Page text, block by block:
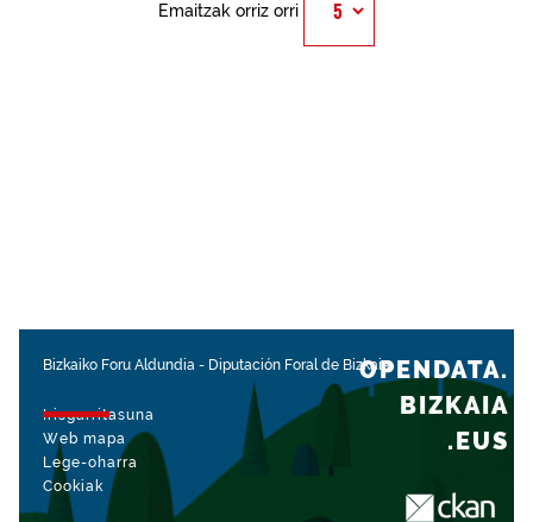
Emaitzak orriz orri
Bizkaiko Foru Aldundia - Diputación Foral de Bizkaia
Irisgarritasuna
Web mapa
Lege-oharra
Cookiak
OPENDATA.
BIZKAIA
.EUS